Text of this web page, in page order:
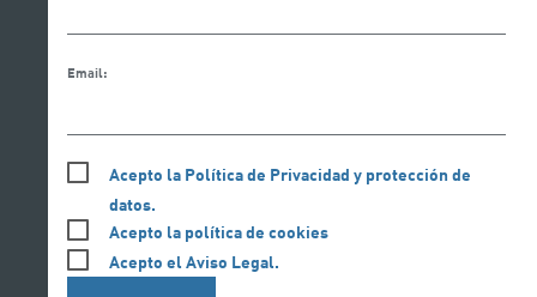
Email:
Acepto la Política de Privacidad y protección de
datos.
Acepto la política de cookies
Acepto el Aviso Legal.